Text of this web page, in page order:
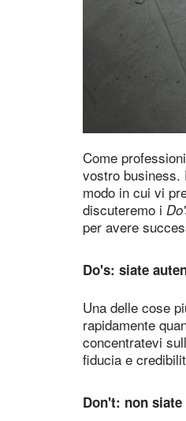
Come
vostro business.
modo in cui vi
discuteremo i
per avere
Do's: siate
Una delle cose
rapidamente
concentratevi
fiducia e
Don't: non